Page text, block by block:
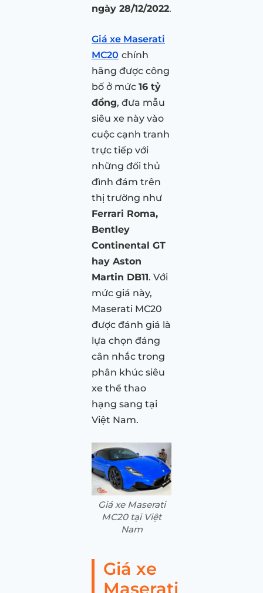
ngày 28/12/2022.
Giá xe Maserati
MC20 chính
hãng được công
bố ở mức 16 tỷ
đồng, đưa mẫu
siêu xe này vào
cuộc cạnh tranh
trực tiếp với
những đối thủ
đình đám trên
thị trường như
Ferrari Roma,
Bentley
Continental GT
hay Aston
Martin DB11. Với
mức giá này,
Maserati MC20
được đánh giá là
lựa chọn đáng
cân nhắc trong
phân khúc siêu
xe thể thao
hạng sang tại
Việt Nam.
Giá xe Maserati
MC20 tại Việt
Nam
Giá xe
Maserati